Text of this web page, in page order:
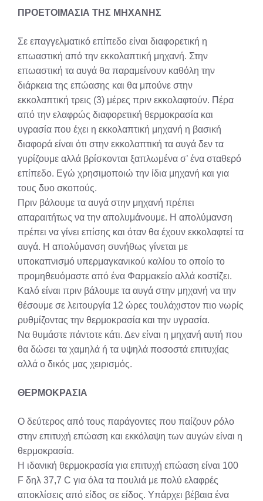
ΠΡΟΕΤΟΙΜΑΣΙΑ ΤΗΣ ΜΗΧΑΝΗΣ
Σε επαγγελματικό επίπεδο είναι διαφορετική η
επωαστική από την εκκολαπτική μηχανή. Στην
επωαστική τα αυγά θα παραμείνουν καθόλη την
διάρκεια της επώασης και θα μπούνε στην
εκκολαπτική τρεις (3) μέρες πριν εκκολαφτούν. Πέρα
από την ελαφρώς διαφορετική θερμοκρασία και
υγρασία που έχει η εκκολαπτική μηχανή η βασική
διαφορά είναι ότι στην εκκολαπτική τα αυγά δεν τα
γυρίζουμε αλλά βρίσκονται ξαπλωμένα σ’ ένα σταθερό
επίπεδο. Εγώ χρησιμοποιώ την ίδια μηχανή και για
τους δυο σκοπούς.
Πριν βάλουμε τα αυγά στην μηχανή πρέπει
απαραιτήτως να την απολυμάνουμε. Η απολύμανση
πρέπει να γίνει επίσης και όταν θα έχουν εκκολαφτεί τα
αυγά. Η απολύμανση συνήθως γίνεται με
υποκαπνισμό υπερμαγκανικού καλίου το οποίο το
προμηθευόμαστε από ένα Φαρμακείο αλλά κοστίζει.
Καλό είναι πριν βάλουμε τα αυγά στην μηχανή να την
θέσουμε σε λειτουργία 12 ώρες τουλάχιστον πιο νωρίς
ρυθμίζοντας την θερμοκρασία και την υγρασία.
Να θυμάστε πάντοτε κάτι. Δεν είναι η μηχανή αυτή που
θα δώσει τα χαμηλά ή τα υψηλά ποσοστά επιτυχίας
αλλά ο δικός μας χειρισμός.
ΘΕΡΜΟΚΡΑΣΙΑ
Ο δεύτερος από τους παράγοντες που παίζουν ρόλο
στην επιτυχή επώαση και εκκόλαψη των αυγών είναι η
θερμοκρασία.
Η ιδανική θερμοκρασία για επιτυχή επώαση είναι 100
F δηλ 37,7 C για όλα τα πουλιά με πολύ ελαφρές
αποκλίσεις από είδος σε είδος. Υπάρχει βέβαια ένα